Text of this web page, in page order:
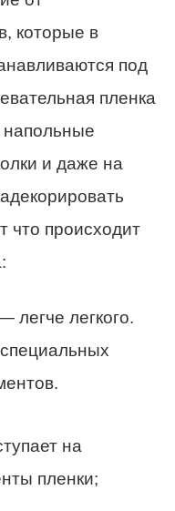
которые в
под
пленка
напольные
и даже на
происходит
легче легкого.
на
пленки;